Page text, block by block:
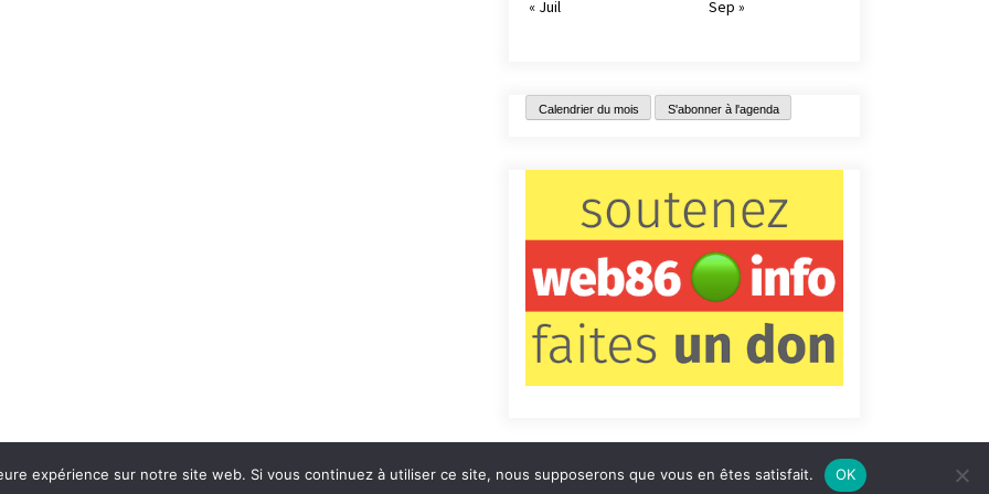
« Juil
Sep »
Calendrier du mois S'abonner à l'agenda
Contact Qui sommes-nous ? Informations légales
expérience sur notre site web. Si vous continuez à utiliser ce site, nous supposerons que vous en êtes satisfait. OK